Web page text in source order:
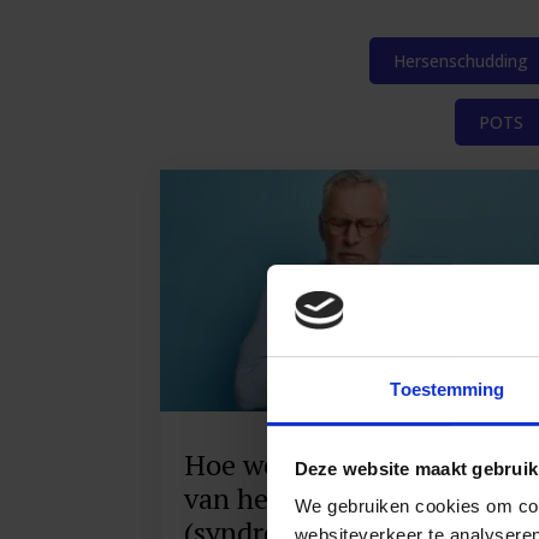
Toestemming
Deze website maakt
We gebruiken cookies om
Hersenschudding
POTS
Hoe weet u of u last heeft
van het POTS